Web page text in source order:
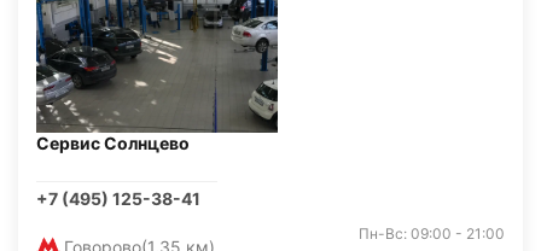
Сервис Солнцево
+7 (495) 125-38-41
Говорово(1,35 км)
Пн-Вс: 09:00 - 21:00